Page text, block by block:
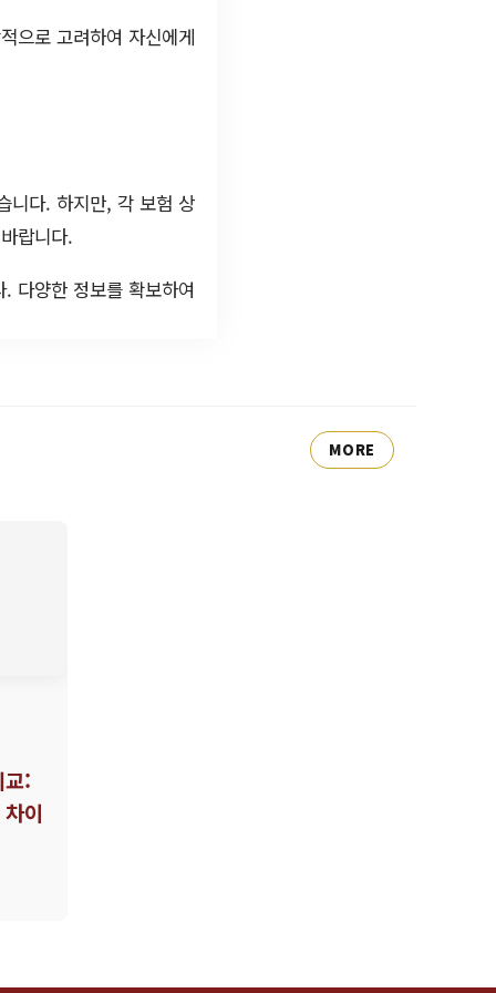
으로 고려하여 자신에게
니다. 하지만, 각 보험 상
랍니다.
다양한 정보를 확보하여
MORE
교:
이